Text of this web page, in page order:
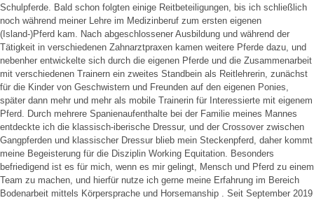
Schulpferde. Bald schon folgten einige Reitbeteiligungen, bis ich schließlich
noch während meiner Lehre im Medizinberuf zum ersten eigenen
(Island-)Pferd kam. Nach abgeschlossener Ausbildung und während der
Tätigkeit in verschiedenen Zahnarztpraxen kamen weitere Pferde dazu, und
nebenher entwickelte sich durch die eigenen Pferde und die Zusammenarbeit
mit verschiedenen Trainern ein zweites Standbein als Reitlehrerin, zunächst
für die Kinder von Geschwistern und Freunden auf den eigenen Ponies,
später dann mehr und mehr als mobile Trainerin für Interessierte mit eigenem
Pferd. Durch mehrere Spanienaufenthalte bei der Familie meines Mannes
entdeckte ich die klassisch-iberische Dressur, und der Crossover zwischen
Gangpferden und klassischer Dressur blieb mein Steckenpferd, daher kommt
meine Begeisterung für die Disziplin Working Equitation. Besonders
befriedigend ist es für mich, wenn es mir gelingt, Mensch und Pferd zu einem
Team zu machen, und hierfür nutze ich gerne meine Erfahrung im Bereich
Bodenarbeit mittels Körpersprache und Horsemanship . Seit September 2019